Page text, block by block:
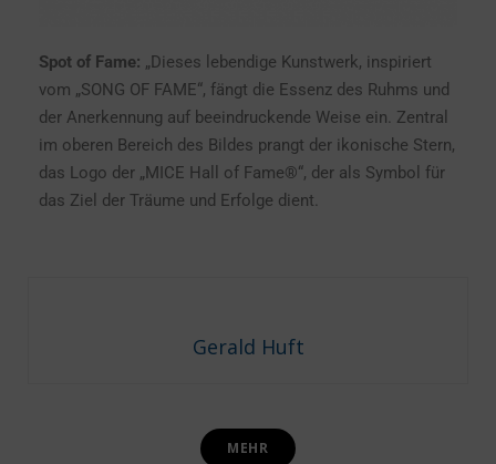
Spot of Fame: „Dieses lebendige Kunstwerk, inspiriert
vom „SONG OF FAME“, fängt die Essenz des Ruhms und
der Anerkennung auf beeindruckende Weise ein. Zentral
im oberen Bereich des Bildes prangt der ikonische Stern,
das Logo der „MICE Hall of Fame®“, der als Symbol für
das Ziel der Träume und Erfolge dient.
Gerald Huft
MEHR